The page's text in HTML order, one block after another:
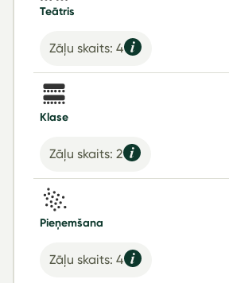
Teātris
Zāļu skaits: 4
Klase
Zāļu skaits: 2
Pieņemšana
Zāļu skaits: 4